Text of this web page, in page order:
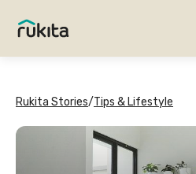
Rukita Stories/Tips & Lifestyle